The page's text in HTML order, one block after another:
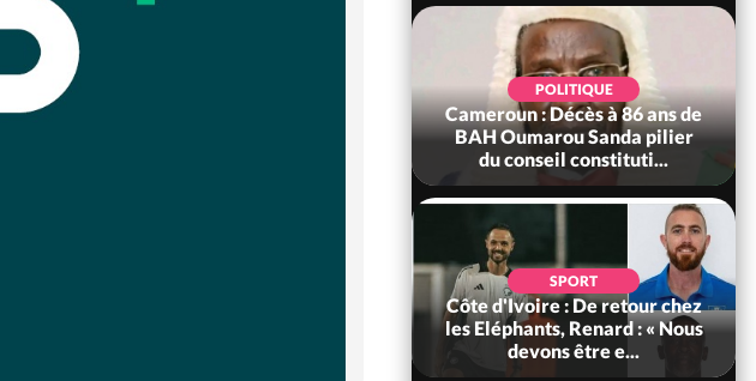
POLITIQUE
Cameroun : Décès à 86 ans de
BAH Oumarou Sanda pilier
du conseil constituti...
SPORT
Côte d'Ivoire : De retour chez
les Eléphants, Renard : « Nous
devons être e...